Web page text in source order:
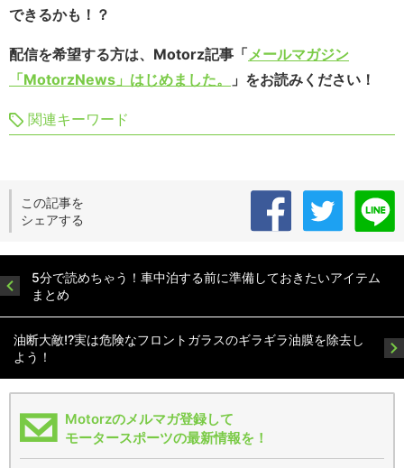
できるかも！？
配信を希望する方は、Motorz記事「メールマガジン
「MotorzNews」はじめました。
」をお読みください！
関連キーワード
この記事を
シェアする
5分で読めちゃう！車中泊する前に準備しておきたいアイテム
まとめ
油断大敵!?実は危険なフロントガラスのギラギラ油膜を除去し
よう！
Motorzのメルマガ登録して
モータースポーツの最新情報を！